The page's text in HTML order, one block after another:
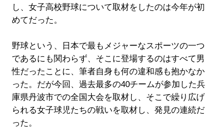
し、女子高校野球について取材をしたのは今年が初
めてだった。
野球という、日本で最もメジャーなスポーツの一つ
であるにも関わらず、そこに登場するのはすべて男
性だったことに、筆者自身も何の違和感も抱かなか
った。だが今回、過去最多の40チームが参加した兵
庫県丹波市での全国大会を取材し、そこで繰り広げ
られる女子球児たちの戦いを取材し、発見の連続だ
った。